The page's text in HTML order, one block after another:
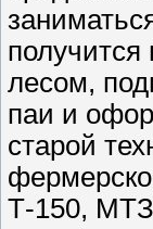
получится
лесом,
паи и
старой
Т-150,